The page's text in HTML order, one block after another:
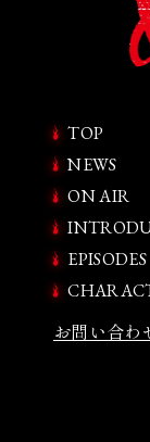
TOP
NEWS
ON AIR
EPISODES
お問い合わ